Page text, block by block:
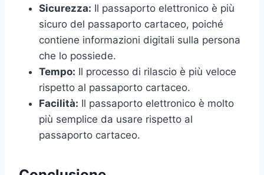
Sicurezza: Il passaporto elettronico è più
sicuro del passaporto cartaceo, poiché
contiene informazioni digitali sulla persona
che lo possiede.
Tempo: Il processo di rilascio è più veloce
rispetto al passaporto cartaceo.
Facilità: Il passaporto elettronico è molto
più semplice da usare rispetto al
passaporto cartaceo.